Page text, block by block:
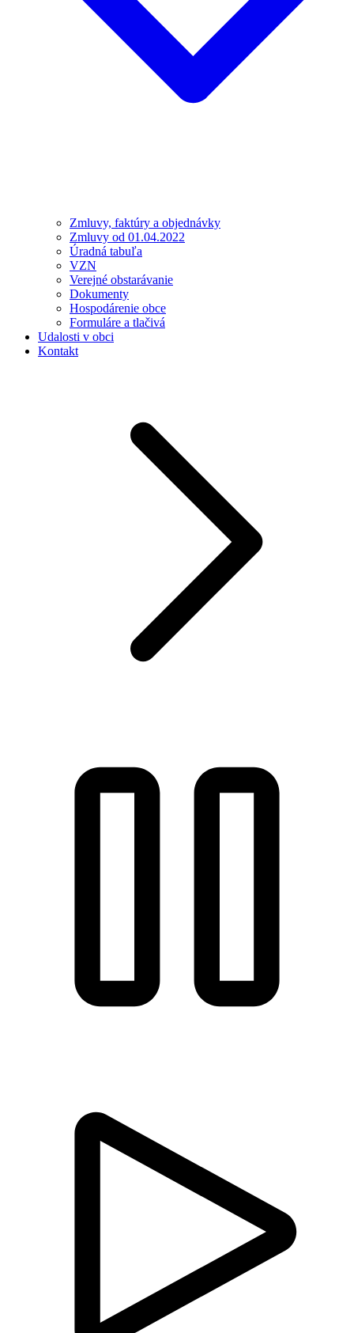
Zmluvy, faktúry a objednávky
Zmluvy od 01.04.2022
Úradná tabuľa
VZN
Verejné obstarávanie
Dokumenty
Hospodárenie obce
Formuláre a tlačivá
Udalosti v obci
Kontakt